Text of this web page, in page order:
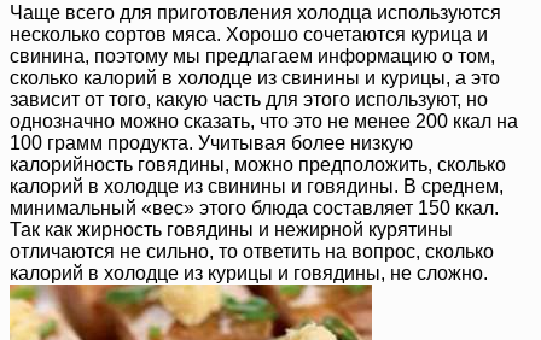
Чаще всего для приготовления холодца используются
несколько сортов мяса. Хорошо сочетаются курица и
свинина, поэтому мы предлагаем информацию о том,
сколько калорий в холодце из свинины и курицы, а это
зависит от того, какую часть для этого используют, но
однозначно можно сказать, что это не менее 200 ккал на
100 грамм продукта. Учитывая более низкую
калорийность говядины, можно предположить, сколько
калорий в холодце из свинины и говядины. В среднем,
минимальный «вес» этого блюда составляет 150 ккал.
Так как жирность говядины и нежирной курятины
отличаются не сильно, то ответить на вопрос, сколько
калорий в холодце из курицы и говядины, не сложно.